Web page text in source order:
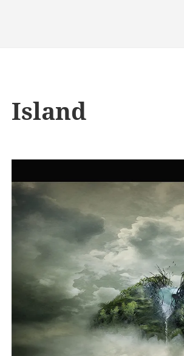
Island